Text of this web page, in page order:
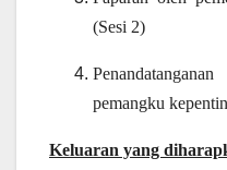
(Sesi 2)
pemangku
Keluaran yang